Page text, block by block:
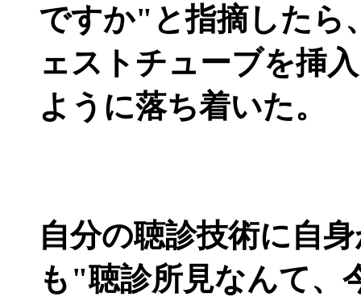
ですか"と指摘したら
ェストチューブを挿
ように落ち着いた。
自分の聴診技術に自
も"聴診所見なんて、